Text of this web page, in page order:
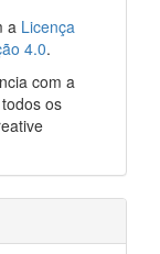
a Licença
4.0.
com a
os